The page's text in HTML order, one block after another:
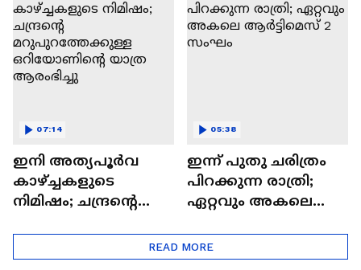
ഇനി അത്യപൂര്‍വ
കാഴ്ച്ചകളുടെ
നിമിഷം; ചന്ദ്രന്റെ
ഒറിയോണിന്റെ യാത്ര
ആരംഭിച്ചു
07:14
ഇന്ന് പുതു ചരിത്രം
പിറക്കുന്ന രാത്രി;
ഏറ്റവും അകലെ
05:38
READ MORE